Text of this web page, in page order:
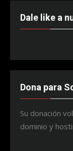
Dale like a
Dona para
Su donación
dominio y